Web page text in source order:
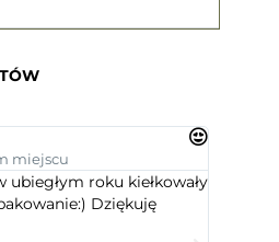
miejscu
roku kiełkowały
Dziękuję